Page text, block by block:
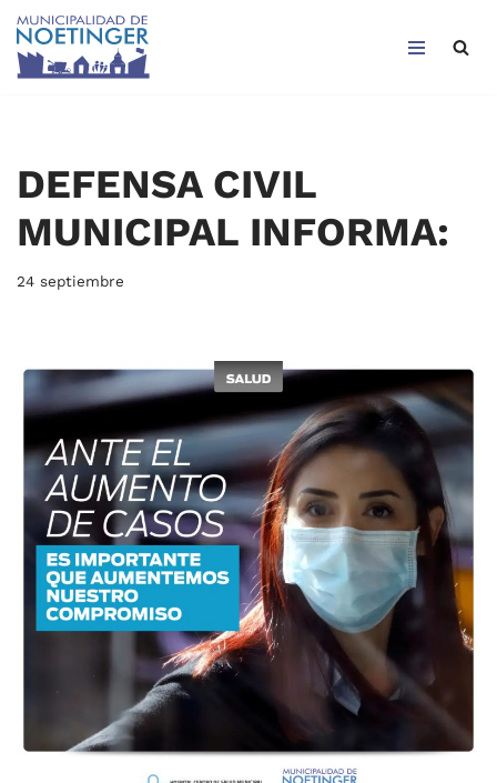
Saltar
DEFENSA CIVIL
MUNICIPAL INFORMA:
24 septiembre